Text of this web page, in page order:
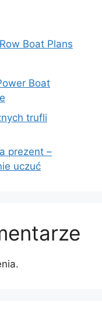
Boat Plans
Boat
trufli
prezent –
uczuć